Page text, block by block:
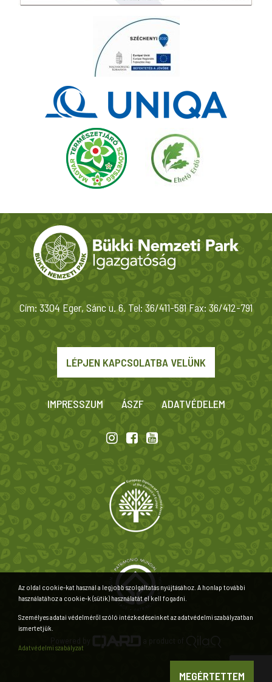
Cím: 3304 Eger, Sánc u. 6. Tel: 36/411-581 Fax: 36/412-791
LÉPJEN KAPCSOLATBA VELÜNK
IMPRESSZUM ÁSZF ADATVÉDELEM
Az oldal cookie-kat használ a legjobb szolgáltatás nyújtásához. A honlap további
használatához a cookie-k (sütik) használatát el kell fogadni.
Személyes adatai védelméről szóló intézkedéseinket az adatvédelmi szabályzatban
ismertetjük.
Adatvédelmi szabályzat
MEGÉRTETTEM